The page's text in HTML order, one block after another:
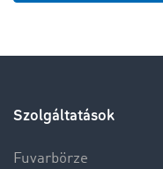
Szolgáltatások
Fuvarbörze